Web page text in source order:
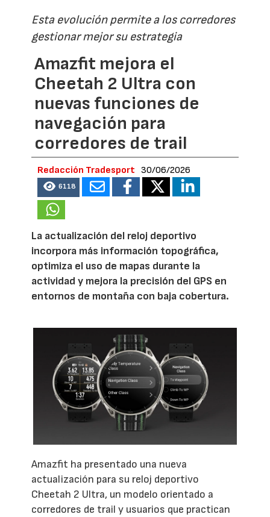
Esta evolución permite a los corredores
gestionar mejor su estrategia
Amazfit mejora el
Cheetah 2 Ultra con
nuevas funciones de
navegación para
corredores de trail
Redacción Tradesport 30/06/2026
6118
La actualización del reloj deportivo
incorpora más información topográfica,
optimiza el uso de mapas durante la
actividad y mejora la precisión del GPS en
entornos de montaña con baja cobertura.
Amazfit ha presentado una nueva
actualización para su reloj deportivo
Cheetah 2 Ultra, un modelo orientado a
corredores de trail y usuarios que practican